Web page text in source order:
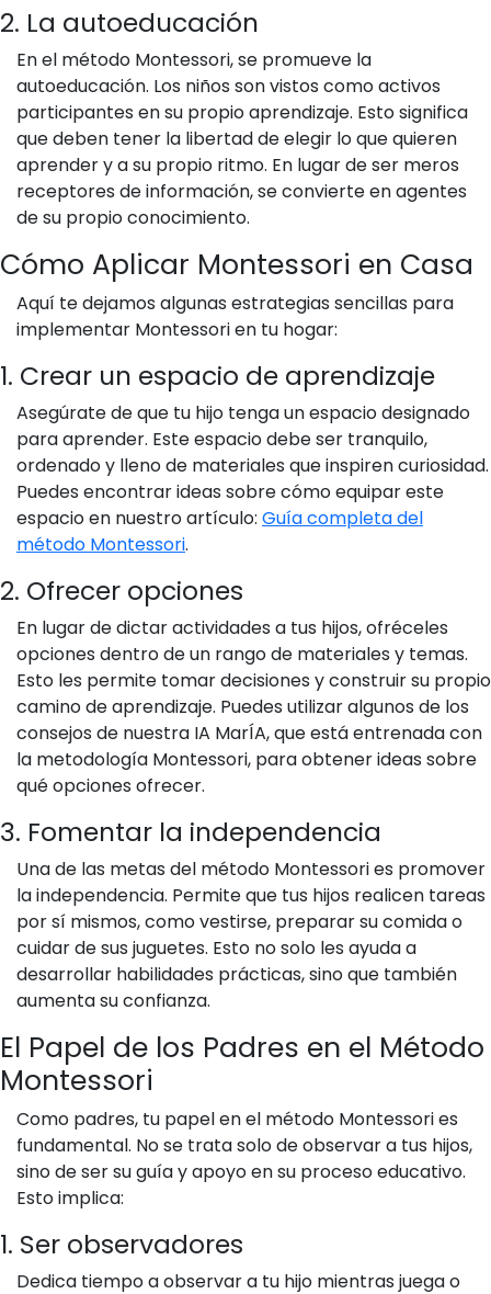
2. La autoeducación
En el método Montessori, se promueve la
autoeducación. Los niños son vistos como activos
participantes en su propio aprendizaje. Esto significa
que deben tener la libertad de elegir lo que quieren
aprender y a su propio ritmo. En lugar de ser meros
receptores de información, se convierte en agentes
de su propio conocimiento.
Cómo Aplicar Montessori en Casa
Aquí te dejamos algunas estrategias sencillas para
implementar Montessori en tu hogar:
1. Crear un espacio de aprendizaje
Asegúrate de que tu hijo tenga un espacio designado
para aprender. Este espacio debe ser tranquilo,
ordenado y lleno de materiales que inspiren curiosidad.
Puedes encontrar ideas sobre cómo equipar este
espacio en nuestro artículo: Guía completa del
método Montessori.
2. Ofrecer opciones
En lugar de dictar actividades a tus hijos, ofréceles
opciones dentro de un rango de materiales y temas.
Esto les permite tomar decisiones y construir su propio
camino de aprendizaje. Puedes utilizar algunos de los
consejos de nuestra IA MarÍA, que está entrenada con
la metodología Montessori, para obtener ideas sobre
qué opciones ofrecer.
3. Fomentar la independencia
Una de las metas del método Montessori es promover
la independencia. Permite que tus hijos realicen tareas
por sí mismos, como vestirse, preparar su comida o
cuidar de sus juguetes. Esto no solo les ayuda a
desarrollar habilidades prácticas, sino que también
aumenta su confianza.
El Papel de los Padres en el Método
Montessori
Como padres, tu papel en el método Montessori es
fundamental. No se trata solo de observar a tus hijos,
sino de ser su guía y apoyo en su proceso educativo.
Esto implica:
1. Ser observadores
Dedica tiempo a observar a tu hijo mientras juega o